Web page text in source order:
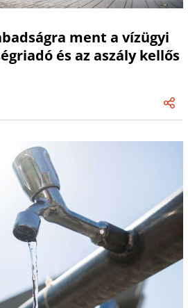
ment a vízügyi
és az aszály kellős